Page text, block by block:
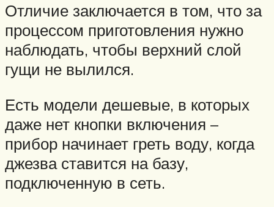
Отличие заключается в том, что за
процессом приготовления нужно
наблюдать, чтобы верхний слой
гущи не вылился.
Есть модели дешевые, в которых
даже нет кнопки включения –
прибор начинает греть воду, когда
джезва ставится на базу,
подключенную в сеть.